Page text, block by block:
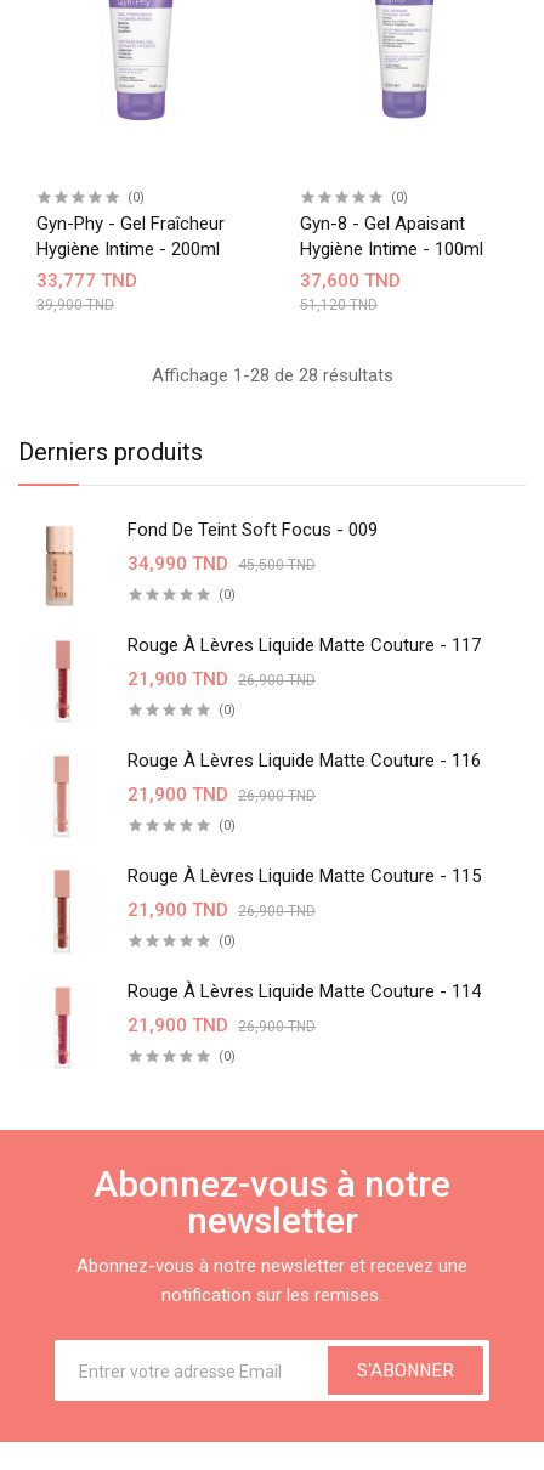
Derniers produits
Fond De Teint Soft Focus - 009
34,990 TND
45,500 TND
(0)
Rouge À Lèvres Liquide Matte Couture - 117
21,900 TND
26,900 TND
(0)
Rouge À Lèvres Liquide Matte Couture - 116
21,900 TND
26,900 TND
(0)
Rouge À Lèvres Liquide Matte Couture - 115
21,900 TND
26,900 TND
(0)
Rouge À Lèvres Liquide Matte Couture - 114
21,900 TND
26,900 TND
(0)
(0)
Gyn-Phy - Gel Fraîcheur
Hygiène Intime - 200ml
33,777 TND
39,900 TND
(0)
Gyn-8 - Gel Apaisant
Hygiène Intime - 100ml
37,600 TND
51,120 TND
Affichage 1-28 de 28 résultats
Abonnez-vous à notre
newsletter
Abonnez-vous à notre newsletter et recevez une
notification sur les remises.
S'ABONNER